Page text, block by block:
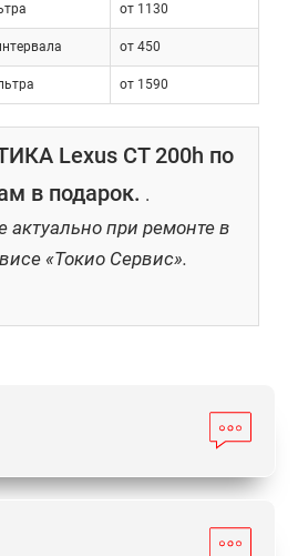
от 1130
от 450
от 1590
Lexus CT 200h по
в подарок. .
при ремонте в
«Токио Сервис».